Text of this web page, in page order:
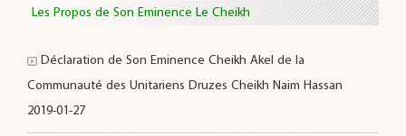
Les Propos de Son Eminence Le Cheikh
Déclaration de Son Eminence Cheikh Akel de la
Communauté des Unitariens Druzes Cheikh Naim Hassan
2019-01-27